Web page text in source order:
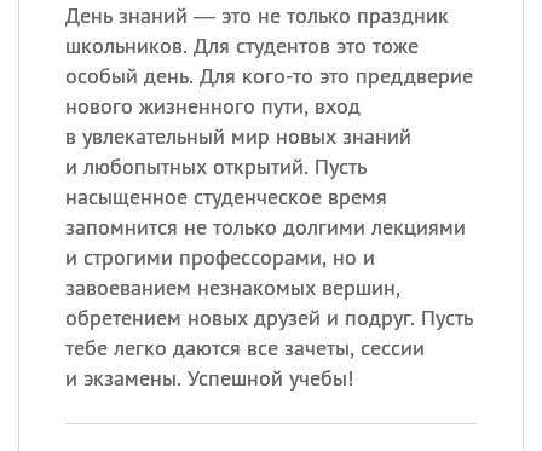
День знаний — это не только праздник
школьников. Для студентов это тоже
особый день. Для кого-то это преддверие
нового жизненного пути, вход
в увлекательный мир новых знаний
и любопытных открытий. Пусть
насыщенное студенческое время
запомнится не только долгими лекциями
и строгими профессорами, но и
завоеванием незнакомых вершин,
обретением новых друзей и подруг. Пусть
тебе легко даются все зачеты, сессии
и экзамены. Успешной учебы!